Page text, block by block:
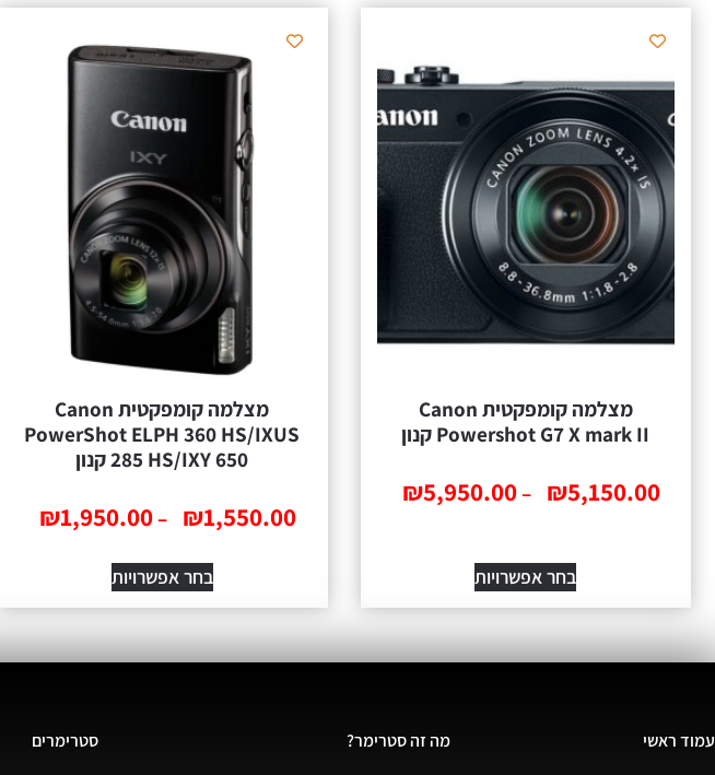
מצלמה ‏קומפקטית Canon
Powershot G7 X mark II קנון
₪5,150.00
–
₪5,950.00
בחר אפשרויות
מצלמה ‏קומפקטית Canon
PowerShot ELPH 360 HS/IXUS
285 HS/IXY 650 קנון
₪1,550.00
–
₪1,950.00
בחר אפשרויות
עמוד ראשי מה זה סטרימר? סטרימרים